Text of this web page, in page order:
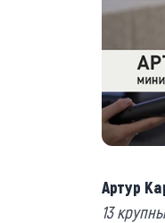
Артур
13